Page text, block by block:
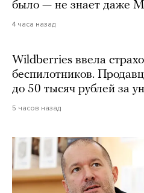
было — не знает даже
4 часа назад
Wildberries ввела
беспилотников.
до 50 тысяч рублей за
5 часов назад